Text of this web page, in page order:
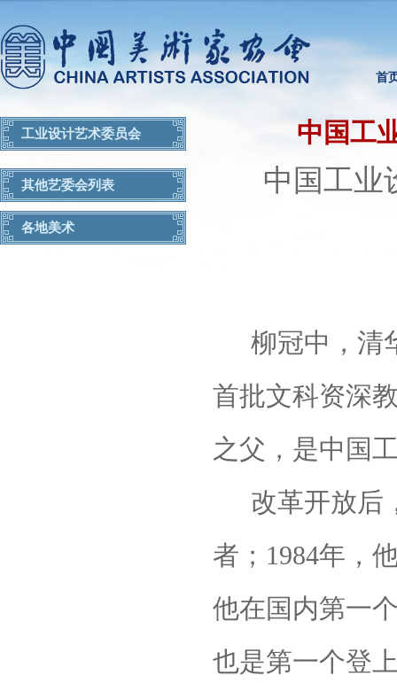
首
工业设计艺术委员会
其他艺委会列表
各地美术
中国工
中国工业
柳冠中，清
首批文科资深
之父，是中国
改革开放后
者； 1984年，
他在国内第一
也是第一个登